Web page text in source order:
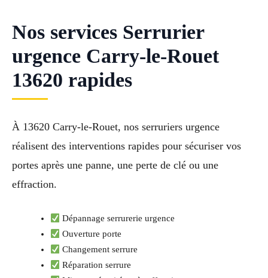
Nos services Serrurier
urgence Carry-le-Rouet
13620 rapides
À 13620 Carry-le-Rouet, nos serruriers urgence
réalisent des interventions rapides pour sécuriser vos
portes après une panne, une perte de clé ou une
effraction.
Dépannage serrurerie urgence
Ouverture porte
Changement serrure
Réparation serrure